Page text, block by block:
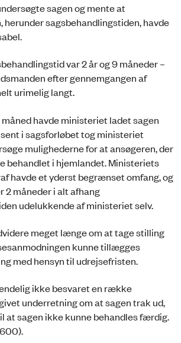
sagen og mente at
herunder sagsbehandlingstiden, havde
var 2 år og 9 måneder –
efter gennemgangen af
urimelig langt.
havde ministeriet ladet sagen
i sagsforløbet tog ministeriet
mulighederne for at ansøgeren, der
behandlet i hjemlandet. Ministeriets
havde et yderst begrænset omfang, og
2 måneder i alt afhang
udelukkende af ministeriet selv.
meget længe om at tage stilling
kunne tillægges
med hensyn til udrejsefristen.
ikke besvaret en række
underretning om at sagen trak ud,
at sagen ikke kunne behandles færdig.